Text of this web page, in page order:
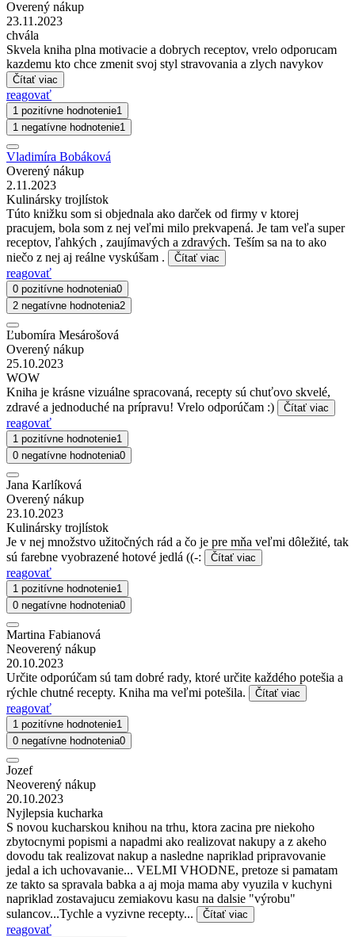
Overený nákup
23.11.2023
chvála
Skvela kniha plna motivacie a dobrych receptov, vrelo odporucam
kazdemu kto chce zmenit svoj styl stravovania a zlych navykov
Čítať viac
reagovať
1 pozitívne hodnotenie1
1 negatívne hodnotenie1
Vladimíra Bobáková
Overený nákup
2.11.2023
Kulinársky trojlístok
Túto knižku som si objednala ako darček od firmy v ktorej
pracujem, bola som z nej veľmi milo prekvapená. Je tam veľa super
receptov, ľahkých , zaujímavých a zdravých. Teším sa na to ako
niečo z nej aj reálne vyskúšam .
Čítať viac
reagovať
0 pozitívne hodnotenia0
2 negatívne hodnotenia2
Ľubomíra Mesárošová
Overený nákup
25.10.2023
WOW
Kniha je krásne vizuálne spracovaná, recepty sú chuťovo skvelé,
zdravé a jednoduché na prípravu! Vrelo odporúčam :)
Čítať viac
reagovať
1 pozitívne hodnotenie1
0 negatívne hodnotenia0
Jana Karlíková
Overený nákup
23.10.2023
Kulinársky trojlístok
Je v nej množstvo užitočných rád a čo je pre mňa veľmi dôležité, tak
sú farebne vyobrazené hotové jedlá ((-:
Čítať viac
reagovať
1 pozitívne hodnotenie1
0 negatívne hodnotenia0
Martina Fabianová
Neoverený nákup
20.10.2023
Určite odporúčam sú tam dobré rady, ktoré určite každého potešia a
rýchle chutné recepty. Kniha ma veľmi potešila.
Čítať viac
reagovať
1 pozitívne hodnotenie1
0 negatívne hodnotenia0
Jozef
Neoverený nákup
20.10.2023
Nyjlepsia kucharka
S novou kucharskou knihou na trhu, ktora zacina pre niekoho
zbytocnymi popismi a napadmi ako realizovat nakupy a z akeho
dovodu tak realizovat nakup a nasledne napriklad pripravovanie
jedal a ich uchovavanie... VELMI VHODNE, pretoze si pamatam
ze takto sa spravala babka a aj moja mama aby vyuzila v kuchyni
napriklad zostavajucu zemiakovu kasu na dalsie "výrobu"
sulancov...Tychle a vyzivne recepty...
Čítať viac
reagovať